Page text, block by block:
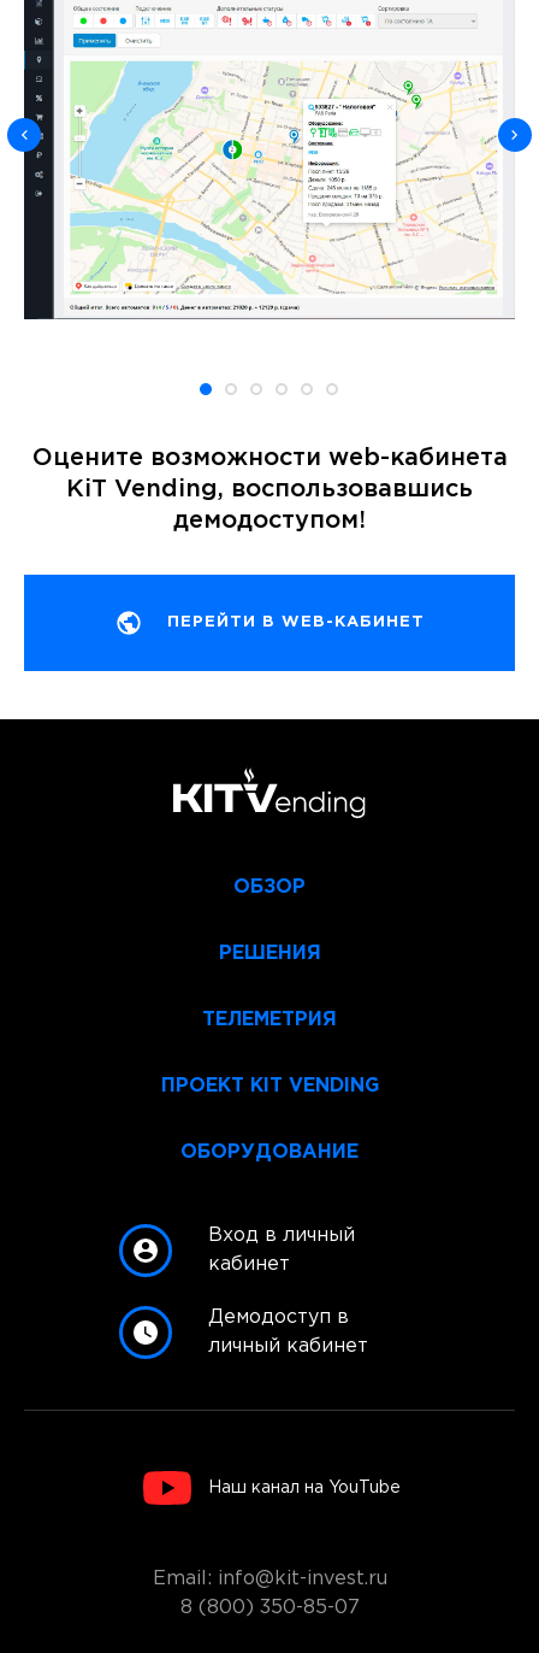
Оцените возможности web-кабинета
KiT Vending, воспользовавшись
демодоступом!
ПЕРЕЙТИ В WEB-КАБИНЕТ
ОБЗОР
РЕШЕНИЯ
ТЕЛЕМЕТРИЯ
ПРОЕКТ KIT VENDING
ОБОРУДОВАНИЕ
Вход в личный
кабинет
Демодоступ в
личный кабинет
Наш канал на YouTube
Email: info@kit-invest.ru
8 (800) 350-85-07